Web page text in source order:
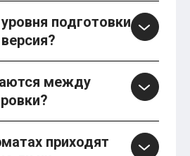
подготовки
между
приходят